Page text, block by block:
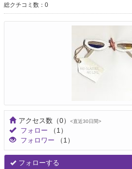
g
a
t
総クチコミ数：0
アクセス数 （0） <直近30日間>
フォロー
（1）
フォロワー
（1）
フォローする